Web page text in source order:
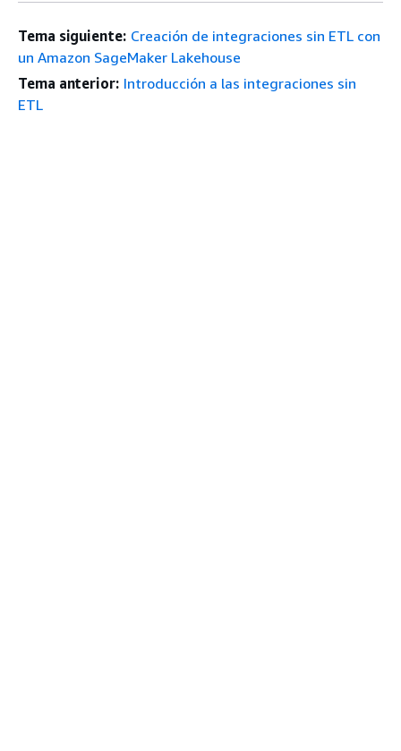
Tema siguiente: Creación de integraciones sin ETL con
un Amazon SageMaker Lakehouse
Tema anterior: Introducción a las integraciones sin
ETL